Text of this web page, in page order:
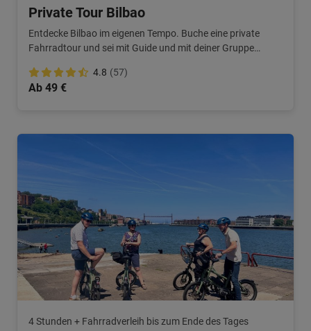
Private Tour Bilbao
Entdecke Bilbao im eigenen Tempo. Buche eine private
Fahrradtour und sei mit Guide und mit deiner Gruppe
4.8 (57)
Ab 49 €
4 Stunden + Fahrradverleih bis zum Ende des Tages